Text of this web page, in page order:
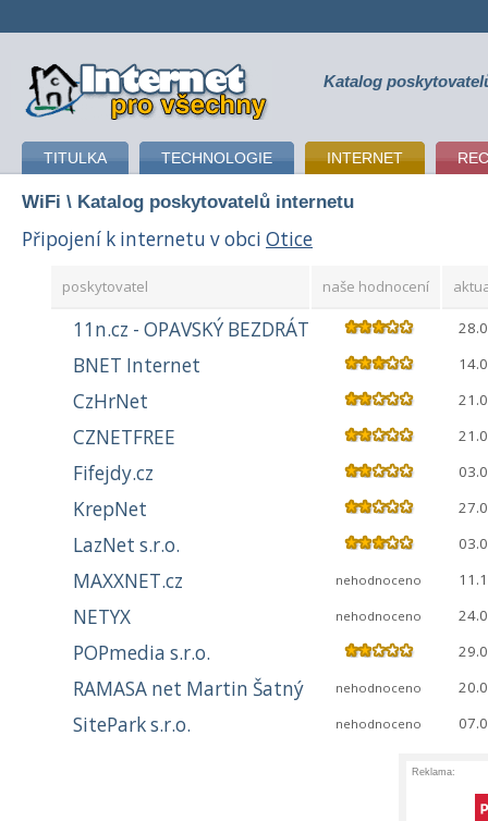
připojení k internetu Katalog
TITULKA TECHNOLOGIE INTERNET
WiFi \ Katalog poskytovatelů internetu
Připojení k internetu v obci Otice
poskytovatel naše hodnocení
11n.cz - OPAVSKÝ BEZDRÁT
BNET Internet
CzHrNet
CZNETFREE
Fifejdy.cz
KrepNet
LazNet s.r.o.
MAXXNET.cz nehodnoceno
NETYX nehodnoceno
POPmedia s.r.o.
RAMASA net Martin Šatný nehodnoceno
SitePark s.r.o. nehodnoceno
Reklama: